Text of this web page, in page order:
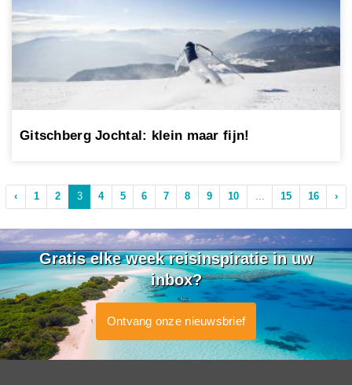
Gitschberg Jochtal: klein maar fijn!
‹ 1 2 3 4 5 6 7 8 9 10 ... 15 16 ›
Gratis elke week reisinspiratie in uw
inbox?
Ontvang onze nieuwsbrief